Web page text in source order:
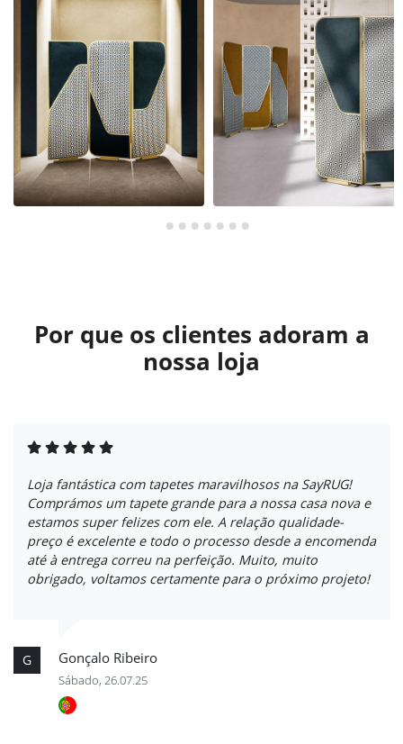
Por que os clientes adoram a
nossa loja
Loja fantástica com tapetes maravilhosos na SayRUG!
Comprámos um tapete grande para a nossa casa nova e
estamos super felizes com ele. A relação qualidade-
preço é excelente e todo o processo desde a encomenda
até à entrega correu na perfeição. Muito, muito
obrigado, voltamos certamente para o próximo projeto!
G Gonçalo Ribeiro
Sábado, 26.07.25